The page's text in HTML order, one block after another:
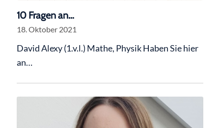
10 Fragen an…
18. Oktober 2021
David Alexy (1.v.l.) Mathe, Physik Haben Sie hier
an…